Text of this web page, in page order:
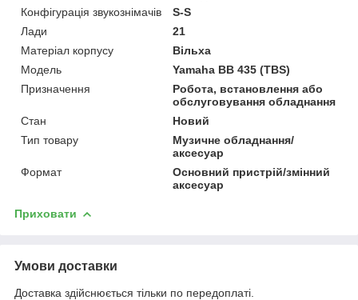
Конфігурація звукознімачів
S-S
Лади
21
Матеріал корпусу
Вільха
Мoдель
Yamaha BB 435 (TBS)
Призначення
Робота, встановлення або
обслуговування обладнання
Стан
Новий
Тип товару
Музичне обладнання/
аксесуар
Формат
Основний пристрій/змінний
аксесуар
Приховати
Умови доставки
Доставка здійснюється тільки по передоплаті.